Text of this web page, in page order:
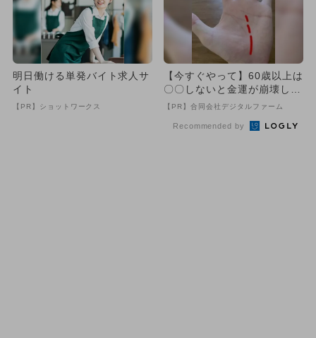
明日働ける単発バイト求人サ
イト
【PR】ショットワークス
【今すぐやって】60歳以上は
〇〇しないと金運が崩壊しま
す
【PR】合同会社デジタルファーム
Recommended by